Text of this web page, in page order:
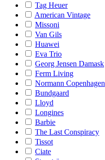
Tag Heuer
American Vintage
Missoni
Van Gils
Huawei
Eva Trio
Georg Jensen Damask
Ferm Living
Normann Copenhagen
Bundgaard
Lloyd
Longines
Barbie
The Last Conspiracy
Tissot
Ciate